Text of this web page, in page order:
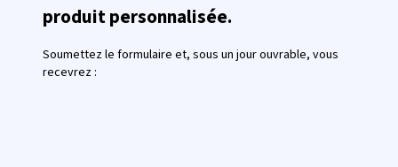
produit personnalisée.
Soumettez le formulaire et, sous un jour ouvrable, vous
recevrez :